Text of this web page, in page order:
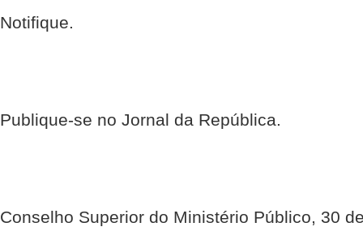
Notifique.
Publique-se no Jornal da República.
Conselho Superior do Ministério Público, 30